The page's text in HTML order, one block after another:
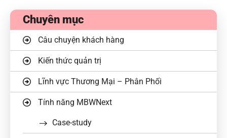
Chuyên mục
Câu chuyện khách hàng
Kiến thức quản trị
Lĩnh vực Thương Mại – Phân Phối
Tính năng MBWNext
Case-study